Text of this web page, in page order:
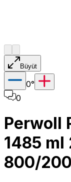
Büyüt
0°
0
Perwoll
1485 ml
800/